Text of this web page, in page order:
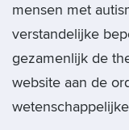
mensen met
verstandelijke
gezamenlijk de
website aan de